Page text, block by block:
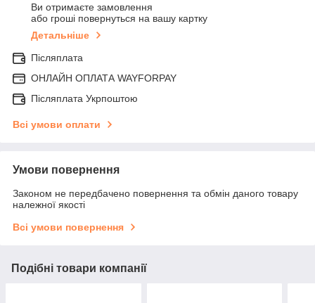
Ви отримаєте замовлення
або гроші повернуться на вашу картку
Детальніше
Післяплата
ОНЛАЙН ОПЛАТА WAYFORPAY
Післяплата Укрпоштою
Всі умови оплати
Умови повернення
Законом не передбачено повернення та обмін даного товару
належної якості
Всі умови повернення
Подібні товари компанії